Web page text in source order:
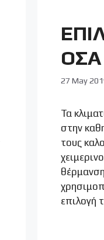
27 May
Τα
στην
τους
επιλογή